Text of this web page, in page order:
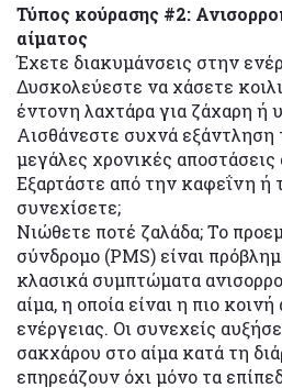
Τύπος κούρασης #2:
αίματος
Έχετε διακυμάνσεις στην
Δυσκολεύεστε να χάσετε
έντονη λαχτάρα για ζάχαρη ή
Αισθάνεστε συχνά
μεγάλες χρονικές
Εξαρτάστε από την καφεΐνη ή
συνεχίσετε;
Νιώθετε ποτέ ζαλάδα; Το
σύνδρομο (PMS) είναι
κλασικά συμπτώματα
αίμα, η οποία είναι η πιο
ενέργειας. Οι συνεχείς
σακχάρου στο αίμα κατά τη
επηρεάζουν όχι μόνο τα